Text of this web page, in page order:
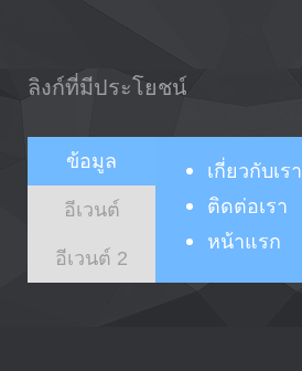
ลิงก์ที่มีประโยชน์
ข้อมูล
อีเวนต์
อีเวนต์ 2
เกี่ยวกับเรา
ติดต่อเรา
หน้าแรก